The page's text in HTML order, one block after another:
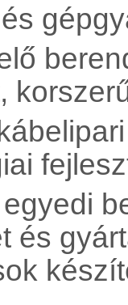
és